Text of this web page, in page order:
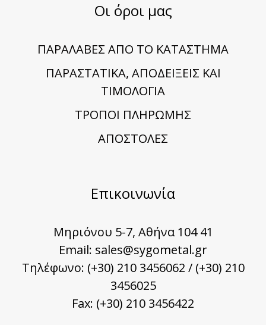
Οι όροι μας
ΠΑΡΑΛΑΒΕΣ ΑΠΟ ΤΟ ΚΑΤΑΣΤΗΜΑ
ΠΑΡΑΣΤΑΤΙΚΑ, ΑΠΟΔΕΙΞΕΙΣ ΚΑΙ
ΤΙΜΟΛΟΓΙΑ
TΡΟΠΟΙ ΠΛΗΡΩΜΗΣ
ΑΠΟΣΤΟΛΕΣ
Επικοινωνία
Μηριόνου 5-7, Αθήνα 104 41
Email: sales@sygometal.gr
Τηλέφωνο: (+30) 210 3456062 / (+30) 210
3456025
Fax: (+30) 210 3456422